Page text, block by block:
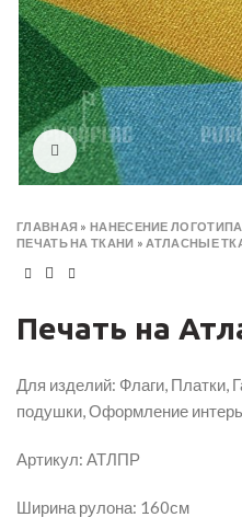
Click to enlarge
ГЛАВНАЯ »НАНЕСЕНИЕ
ПЕЧАТЬ НА ТКАНИ »АТЛАСНЫЕ
Печать на
Для изделий: Флаги, Платки,
подушки, Оформление
Артикул: АТЛПР
Ширина рулона: 160см